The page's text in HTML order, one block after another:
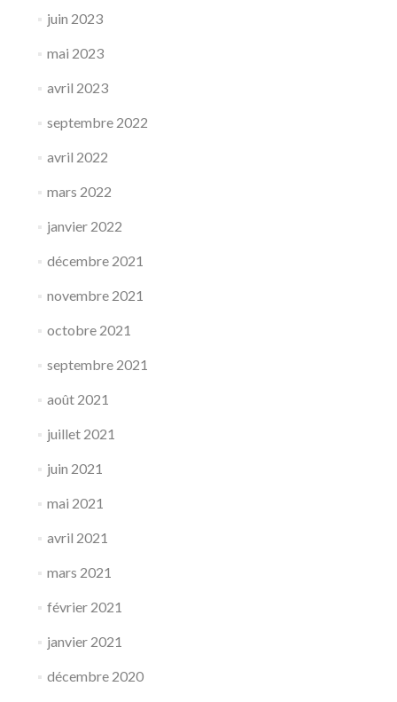
juin 2023
mai 2023
avril 2023
septembre 2022
avril 2022
mars 2022
janvier 2022
décembre 2021
novembre 2021
octobre 2021
septembre 2021
août 2021
juillet 2021
juin 2021
mai 2021
avril 2021
mars 2021
février 2021
janvier 2021
décembre 2020